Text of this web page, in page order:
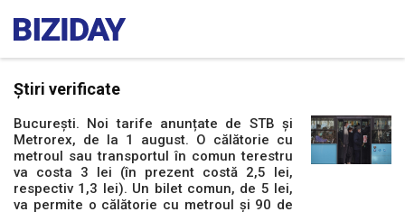
Știri verificate
București. Noi tarife anunțate de STB și
Metrorex, de la 1 august. O călătorie cu
metroul sau transportul în comun terestru
va costa 3 lei (în prezent costă 2,5 lei,
respectiv 1,3 lei). Un bilet comun, de 5 lei,
va permite o călătorie cu metroul și 90 de